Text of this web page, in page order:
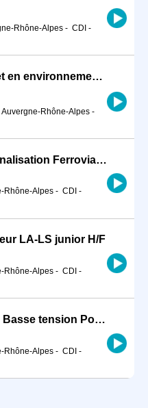
Rhône-Alpes - CDI -
Chargé / Chargée de projet en environnement (H/F)
Rhône-Alpes -
Ingénieur d'Etudes en Signalisation Ferroviaire Confirmé H/F
Rhône-Alpes - CDI -
LA-LS junior H/F
Rhône-Alpes - CDI -
Chargé d'études confirmé Basse tension Postes HTB H/F
Rhône-Alpes - CDI -